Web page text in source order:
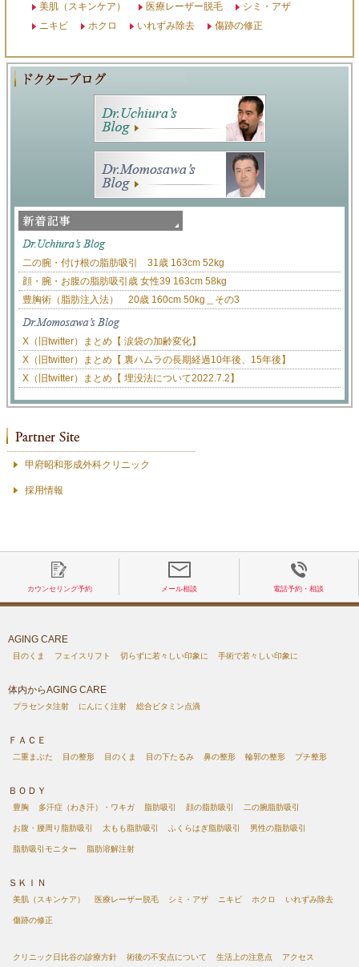
美肌（スキンケア） 医療レーザー脱毛
シミ・アザ
ニキビ
ホクロ いれずみ除去 傷跡の修正
二の腕・付け根の脂肪吸引 31歳 163cm 52kg
顔・腕・お腹の脂肪吸引歳 女性39 163cm 58kg
豊胸術（脂肪注入法） 20歳 160cm 50kg＿その3
X（旧twitter）まとめ【 涙袋の加齢変化】
X（旧twitter）まとめ【 裏ハムラの長期経過10年後、15年後】
X（旧twitter）まとめ【 埋没法について2022.7.2】
甲府昭和形成外科クリニック
採用情報
カウンセリング予約 メール相談 電話予約・相談
AGING CARE
目のくま フェイスリフト 切らずに若々しい印象に 手術で若々しい印象に
体内からAGING CARE
プラセンタ注射 にんにく注射 総合ビタミン点滴
ＦＡＣＥ
二重まぶた 目の整形 目のくま 目の下たるみ 鼻の整形 輪郭の整形 プチ整形
ＢＯＤＹ
豊胸 多汗症（わき汗）・ワキガ 脂肪吸引 顔の脂肪吸引 二の腕脂肪吸引
お腹・腰周り脂肪吸引 太もも脂肪吸引 ふくらはぎ脂肪吸引 男性の脂肪吸引
脂肪吸引モニター 脂肪溶解注射
ＳＫＩＮ
美肌（スキンケア） 医療レーザー脱毛 シミ・アザ ニキビ ホクロ いれずみ除去
傷跡の修正
クリニック日比谷の診療方針 術後の不安点について 生活上の注意点 アクセス